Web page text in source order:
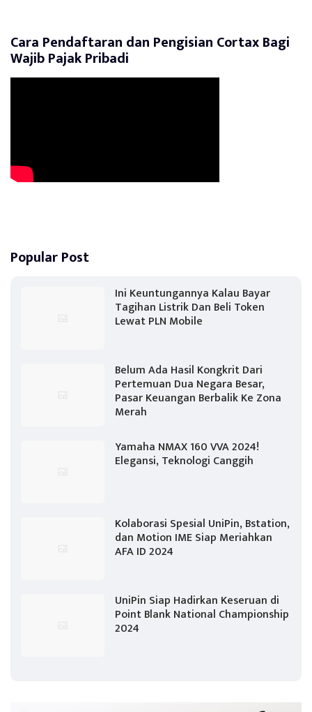
Cara Pendaftaran dan Pengisian Cortax Bagi
Wajib Pajak Pribadi
Popular Post
Ini Keuntungannya Kalau Bayar
Tagihan Listrik Dan Beli Token
Lewat PLN Mobile
Belum Ada Hasil Kongkrit Dari
Pertemuan Dua Negara Besar,
Pasar Keuangan Berbalik Ke Zona
Merah
Yamaha NMAX 160 VVA 2024!
Elegansi, Teknologi Canggih
Kolaborasi Spesial UniPin, Bstation,
dan Motion IME Siap Meriahkan
AFA ID 2024
UniPin Siap Hadirkan Keseruan di
Point Blank National Championship
2024